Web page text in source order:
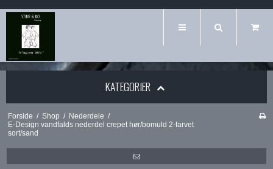
KATEGORIER
Forside / Shop / Nederdele /
E-Design vandfalds nederdel crepet hør/bomuld 2-farvet
sort/sand